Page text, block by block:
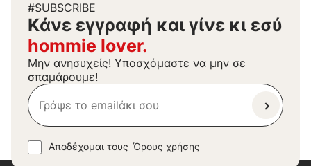
#SUBSCRIBE
Kάνε εγγραφή και γίνε κι εσύ
hommie lover.
Μην ανησυχείς! Υποσχόμαστε να μην σε
σπαμάρουμε!
Αποδέχομαι τους Όρους χρήσης